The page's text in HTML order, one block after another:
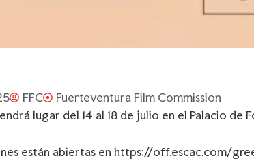
FFC
Fuerteventura Film Commission
lugar del 14 al 18 de julio en el Palacio
están abiertas en https://off.escac.com/